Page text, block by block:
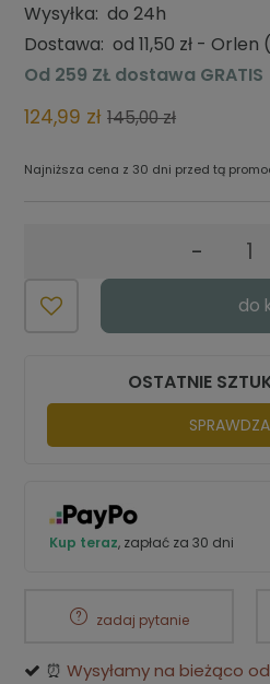
Wysyłka: do 24h
Dostawa: od 11,50 zł - Orlen
Cena nie zawiera
Od 259 ZŁ dostawa GRATIS
124,99 zł 145,00 zł
Najniższa cena z 30 dni przed tą
produkt pojawił się w
-
do
OSTATNIE
Kup teraz, zapłać za 30 dni
zadaj pytanie
⏰ Wysyłamy na bieżąco